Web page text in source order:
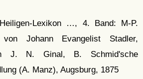
Lexikon …, 4. Band: M-P.
von Johann Evangelist Stadler,
J. N. Ginal, B. Schmid'sche
(A. Manz), Augsburg, 1875